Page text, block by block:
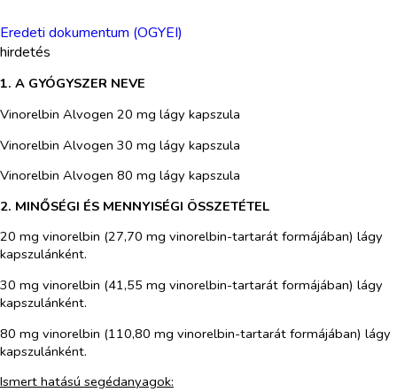
Eredeti dokumentum (OGYEI)
hirdetés
1. A GYÓGYSZER NEVE
Vinorelbin Alvogen 20 mg lágy kapszula
Vinorelbin Alvogen 30 mg lágy kapszula
Vinorelbin Alvogen 80 mg lágy kapszula
2. MINŐSÉGI ÉS MENNYISÉGI ÖSSZETÉTEL
20 mg vinorelbin (27,70 mg vinorelbin-tartarát formájában) lágy
kapszulánként.
30 mg vinorelbin (41,55 mg vinorelbin-tartarát formájában) lágy
kapszulánként.
80 mg vinorelbin (110,80 mg vinorelbin-tartarát formájában) lágy
kapszulánként.
Ismert hatású segédanyagok: